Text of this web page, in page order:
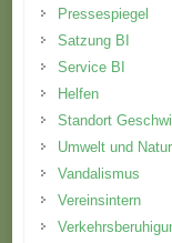
Pressespiegel
Satzung BI
Service BI
Helfen
Standort
Umwelt und Natur
Vandalismus
Vereinsintern